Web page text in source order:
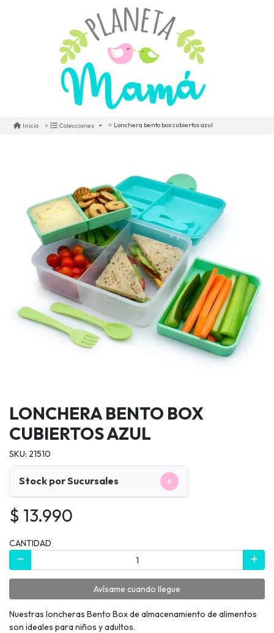
Inicio Colecciones Lonchera bento box cubiertos azul
LONCHERA BENTO BOX
CUBIERTOS AZUL
SKU: 21510
Stock por Sucursales +
$ 13.990
CANTIDAD
Avísame cuando llegue
Nuestras loncheras Bento Box de almacenamiento de alimentos
son ideales para niños y adultos.